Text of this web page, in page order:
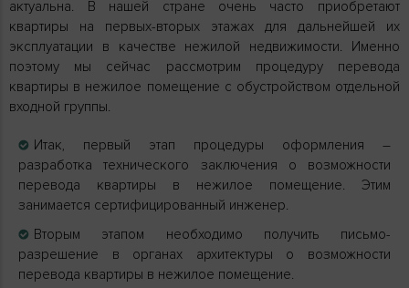
актуальна. В нашей стране очень часто приобретают
квартиры на первых-вторых этажах для дальнейшей их
эксплуатации в качестве нежилой недвижимости. Именно
поэтому мы сейчас рассмотрим процедуру перевода
квартиры в нежилое помещение с обустройством отдельной
входной группы.
Итак, первый этап процедуры оформления –
разработка технического заключения о возможности
перевода квартиры в нежилое помещение. Этим
занимается сертифицированный инженер.
Вторым этапом необходимо получить письмо-
разрешение в органах архитектуры о возможности
перевода квартиры в нежилое помещение.